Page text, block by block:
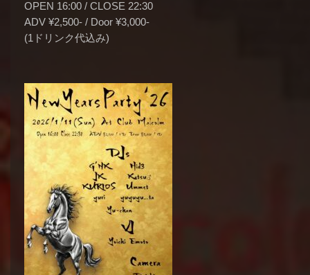
OPEN 16:00 / CLOSE 22:30
ADV ¥2,500- / Door ¥3,000-
(1ドリンク代込み)